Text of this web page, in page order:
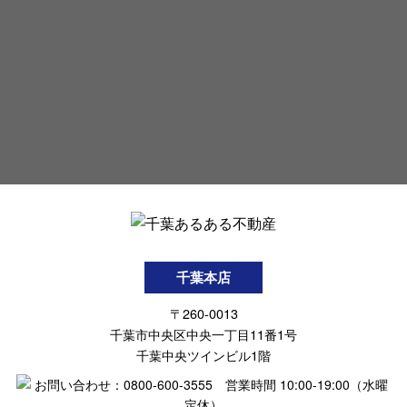
千葉本店
〒260-0013
千葉市中央区中央一丁目11番1号
千葉中央ツインビル1階